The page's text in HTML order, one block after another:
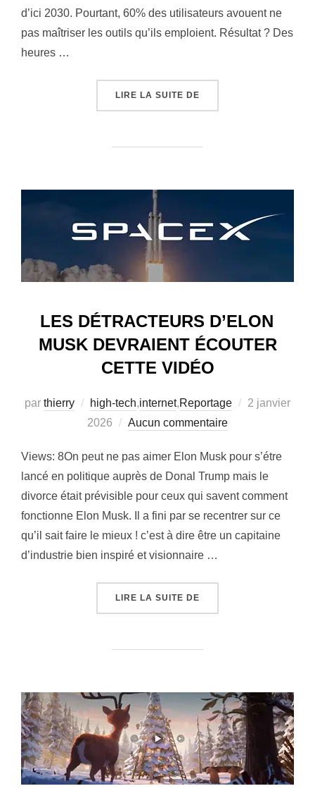
d’ici 2030. Pourtant, 60% des utilisateurs avouent ne
pas maîtriser les outils qu’ils emploient. Résultat ? Des
heures …
LIRE LA SUITE DE
LES DÉTRACTEURS D’ELON
MUSK DEVRAIENT ÉCOUTER
CETTE VIDÉO
par thierry high-tech,internet,Reportage
Publié
2 janvier
2026
Aucun commentaire
Views: 8On peut ne pas aimer Elon Musk pour s’étre
lancé en politique auprès de Donal Trump mais le
divorce était prévisible pour ceux qui savent comment
fonctionne Elon Musk. Il a fini par se recentrer sur ce
qu’il sait faire le mieux ! c’est à dire être un capitaine
d’industrie bien inspiré et visionnaire …
LIRE LA SUITE DE